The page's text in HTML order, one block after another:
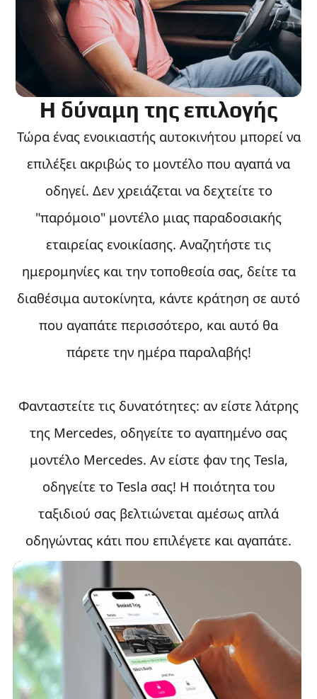
Η δύναμη της επιλογής
Τώρα ένας ενοικιαστής αυτοκινήτου μπορεί να
επιλέξει ακριβώς το μοντέλο που αγαπά να
οδηγεί. Δεν χρειάζεται να δεχτείτε το
"παρόμοιο" μοντέλο μιας παραδοσιακής
εταιρείας ενοικίασης. Αναζητήστε τις
ημερομηνίες και την τοποθεσία σας, δείτε τα
διαθέσιμα αυτοκίνητα, κάντε κράτηση σε αυτό
που αγαπάτε περισσότερο, και αυτό θα
πάρετε την ημέρα παραλαβής!
Φανταστείτε τις δυνατότητες: αν είστε λάτρης
της Mercedes, οδηγείτε το αγαπημένο σας
μοντέλο Mercedes. Αν είστε φαν της Tesla,
οδηγείτε το Tesla σας! Η ποιότητα του
ταξιδιού σας βελτιώνεται αμέσως απλά
οδηγώντας κάτι που επιλέγετε και αγαπάτε.